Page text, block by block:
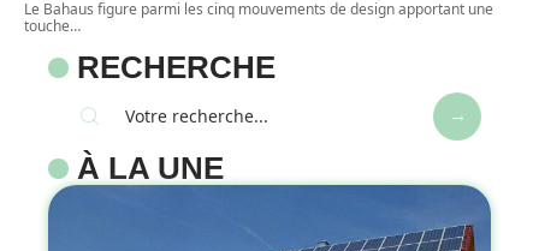
Le Bahaus figure parmi les cinq mouvements de design apportant une
touche…
RECHERCHE
À LA UNE